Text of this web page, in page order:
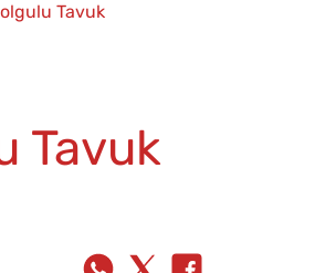
Tavuk
Tavuk